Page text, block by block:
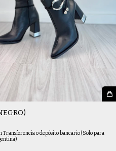
Transferencia o depósito bancario (Solo para